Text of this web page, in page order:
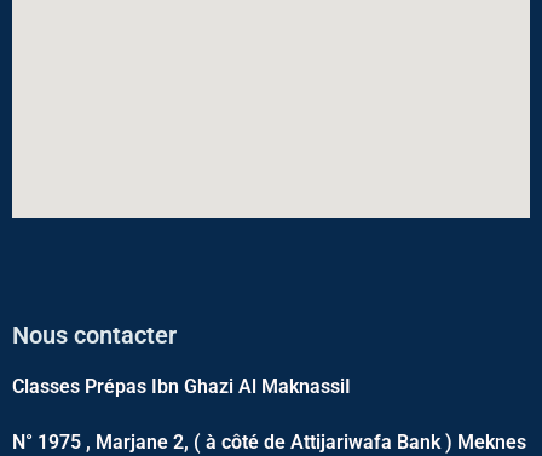
Nous contacter
Classes Prépas Ibn Ghazi Al MaknassiI
N° 1975 , Marjane 2, ( à côté de Attijariwafa Bank ) Meknes